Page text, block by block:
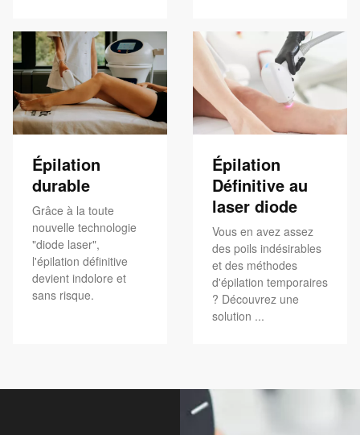
Épilation
durable
Grâce à la toute
nouvelle technologie
"diode laser",
l'épilation définitive
devient indolore et
sans risque.
Épilation
Définitive au
laser diode
Vous en avez assez
des poils indésirables
et des méthodes
d'épilation temporaires
? Découvrez une
solution ...